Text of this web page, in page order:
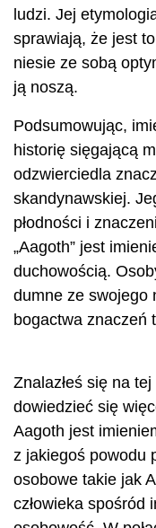
ludzi. Jej
sprawiają, że jest
niesie ze sobą
ją noszą.
Podsumowując,
historię sięgającą
odzwierciedla
skandynawskiej.
płodności i
„Aagoth” jest
duchowością.
dumne ze swojego
bogactwa znaczeń
Znalazłeś się na
dowiedzieć się
Aagoth jest
z jakiegoś powodu
osobowe takie jak
człowieka spośród